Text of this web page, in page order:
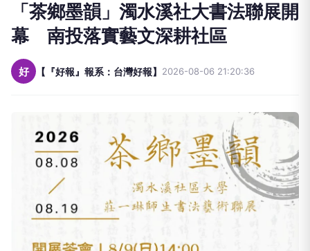
「茶鄉墨韻」濁水溪社大書法聯展開
幕 南投落實藝文深耕社區
好 【『好報』報系：台灣好報】 2026-08-06 21:20:36